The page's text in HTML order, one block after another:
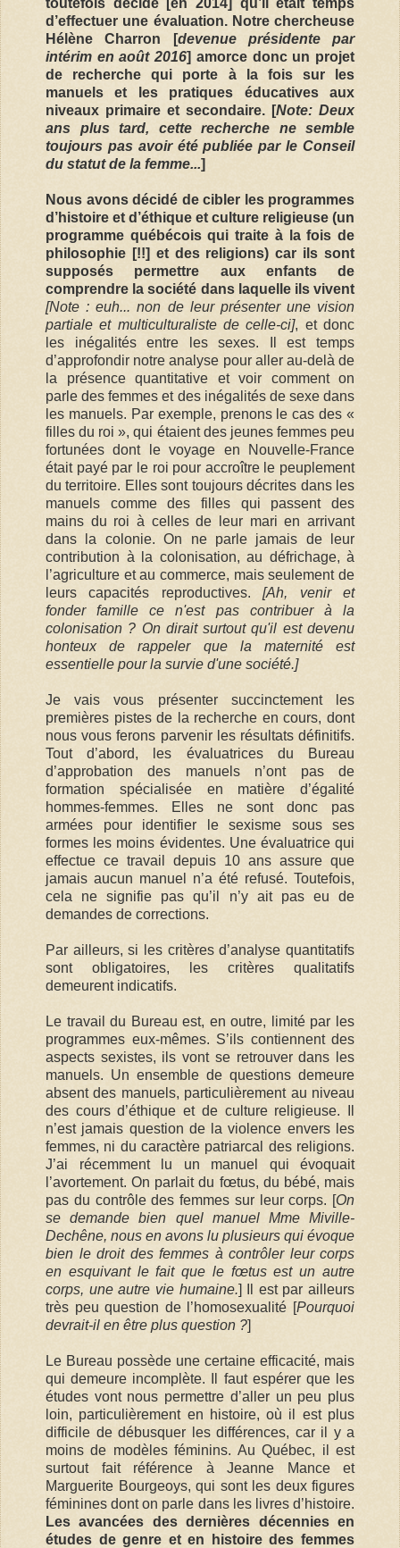
toutefois décidé [en 2014] qu’il était temps
d’effectuer une évaluation. Notre chercheuse
Hélène Charron [devenue présidente par
intérim en août 2016] amorce donc un projet
de recherche qui porte à la fois sur les
manuels et les pratiques éducatives aux
niveaux primaire et secondaire. [Note: Deux
ans plus tard, cette recherche ne semble
toujours pas avoir été publiée par le Conseil
du statut de la femme...]
Nous avons décidé de cibler les programmes
d’histoire et d’éthique et culture religieuse (un
programme québécois qui traite à la fois de
philosophie [!!] et des religions) car ils sont
supposés permettre aux enfants de
comprendre la société dans laquelle ils vivent
[Note : euh... non de leur présenter une vision
partiale et multiculturaliste de celle-ci], et donc
les inégalités entre les sexes. Il est temps
d’approfondir notre analyse pour aller au-delà de
la présence quantitative et voir comment on
parle des femmes et des inégalités de sexe dans
les manuels. Par exemple, prenons le cas des «
filles du roi », qui étaient des jeunes femmes peu
fortunées dont le voyage en Nouvelle-France
était payé par le roi pour accroître le peuplement
du territoire. Elles sont toujours décrites dans les
manuels comme des filles qui passent des
mains du roi à celles de leur mari en arrivant
dans la colonie. On ne parle jamais de leur
contribution à la colonisation, au défrichage, à
l’agriculture et au commerce, mais seulement de
leurs capacités reproductives.[Ah, venir et
fonder famille ce n'est pas contribuer à la
colonisation ? On dirait surtout qu'il est devenu
honteux de rappeler que la maternité est
essentielle pour la survie d'une société.]
Je vais vous présenter succinctement les
premières pistes de la recherche en cours, dont
nous vous ferons parvenir les résultats définitifs.
Tout d’abord, les évaluatrices du Bureau
d’approbation des manuels n’ont pas de
formation spécialisée en matière d’égalité
hommes-femmes. Elles ne sont donc pas
armées pour identifier le sexisme sous ses
formes les moins évidentes. Une évaluatrice qui
effectue ce travail depuis 10 ans assure que
jamais aucun manuel n’a été refusé. Toutefois,
cela ne signifie pas qu’il n’y ait pas eu de
demandes de corrections.
Par ailleurs, si les critères d’analyse quantitatifs
sont obligatoires, les critères qualitatifs
demeurent indicatifs.
Le travail du Bureau est, en outre, limité par les
programmes eux-mêmes. S’ils contiennent des
aspects sexistes, ils vont se retrouver dans les
manuels. Un ensemble de questions demeure
absent des manuels, particulièrement au niveau
des cours d’éthique et de culture religieuse. Il
n’est jamais question de la violence envers les
femmes, ni du caractère patriarcal des religions.
J’ai récemment lu un manuel qui évoquait
l’avortement. On parlait du fœtus, du bébé, mais
pas du contrôle des femmes sur leur corps. [On
se demande bien quel manuel Mme Miville-
Dechêne, nous en avons lu plusieurs qui évoque
bien le droit des femmes à contrôler leur corps
en esquivant le fait que le fœtus est un autre
corps, une autre vie humaine.] Il est par ailleurs
très peu question de l’homosexualité [Pourquoi
devrait-il en être plus question ?]
Le Bureau possède une certaine efficacité, mais
qui demeure incomplète. Il faut espérer que les
études vont nous permettre d’aller un peu plus
loin, particulièrement en histoire, où il est plus
difficile de débusquer les différences, car il y a
moins de modèles féminins. Au Québec, il est
surtout fait référence à Jeanne Mance et
Marguerite Bourgeoys, qui sont les deux figures
féminines dont on parle dans les livres d’histoire.
Les avancées des dernières décennies en
études de genre et en histoire des femmes